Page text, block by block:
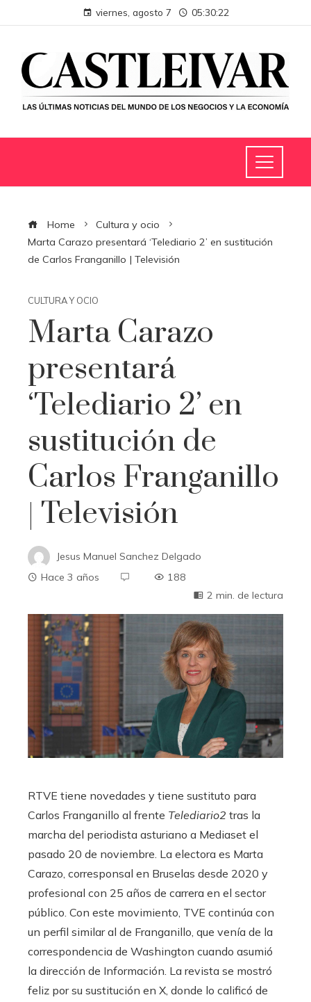
viernes, agosto 7 05:30:23
Home
Cultura y ocio
Marta Carazo presentará ‘Telediario 2’ en sustitución
de Carlos Franganillo | Televisión
CULTURA Y OCIO
Marta Carazo
presentará
‘Telediario 2’ en
sustitución de
Carlos Franganillo
| Televisión
Jesus Manuel Sanchez Delgado
Hace 3 años
188
2 min. de lectura
RTVE tiene novedades y tiene sustituto para
Carlos Franganillo al frente Telediario2 tras la
marcha del periodista asturiano a Mediaset el
pasado 20 de noviembre. La electora es Marta
Carazo, corresponsal en Bruselas desde 2020 y
profesional con 25 años de carrera en el sector
público. Con este movimiento, TVE continúa con
un perfil similar al de Franganillo, que venía de la
correspondencia de Washington cuando asumió
la dirección de Información. La revista se mostró
feliz por su sustitución en X, donde lo calificó de